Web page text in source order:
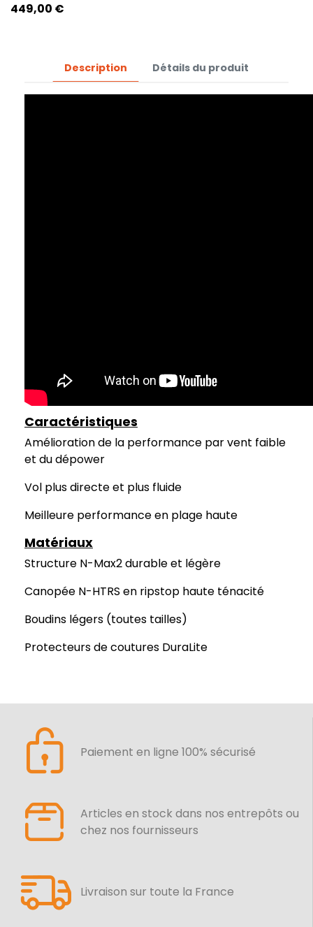
Prix
449,00 €
Description Détails du produit
Caractéristiques
Amélioration de la performance par vent faible
et du dépower
Vol plus directe et plus fluide
Meilleure performance en plage haute
Matériaux
Structure N-Max2 durable et légère
Canopée N-HTRS en ripstop haute ténacité
Boudins légers (toutes tailles)
Protecteurs de coutures DuraLite
Paiement en ligne 100% sécurisé
Articles en stock dans nos entrepôts ou
chez nos fournisseurs
Livraison sur toute la France